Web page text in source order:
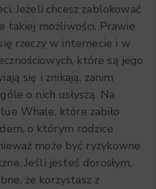
Jeżeli chcesz zablokować
takiej możliwości. Prawie
rzeczy w internecie i w
które są jego
się i znikają, zanim
o nich usłyszą. Na
Whale, które zabiło
o którym rodzice
może być ryzykowne
Jeśli jesteś dorosłym,
że korzystasz z